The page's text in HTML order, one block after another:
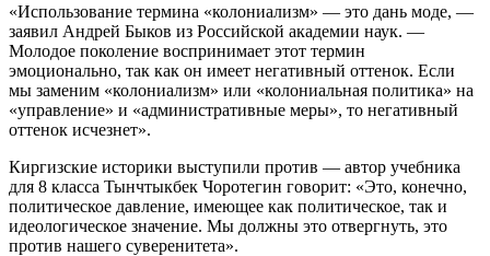
«Использование термина «колониализм» — это дань моде, —
заявил Андрей Быков из Российской академии наук. —
Молодое поколение воспринимает этот термин
эмоционально, так как он имеет негативный оттенок. Если
мы заменим «колониализм» или «колониальная политика» на
«управление» и «административные меры», то негативный
оттенок исчезнет».
Киргизские историки выступили против — автор учебника
для 8 класса Тынчтыкбек Чоротeгин говорит: «Это, конечно,
политическое давление, имеющее как политическое, так и
идеологическое значение. Мы должны это отвергнуть, это
против нашего суверенитета».